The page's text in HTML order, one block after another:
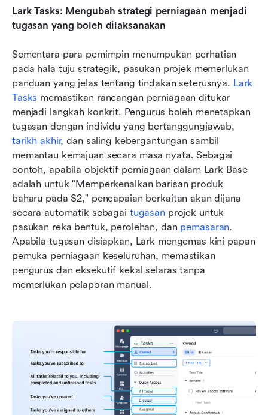
Lark Tasks: Mengubah strategi perniagaan menjadi
tugasan yang boleh dilaksanakan
Sementara para pemimpin menumpukan perhatian
pada hala tuju strategik, pasukan projek memerlukan
panduan yang jelas tentang tindakan seterusnya. Lark
Tasks memastikan rancangan perniagaan ditukar
menjadi langkah konkrit. Pengurus boleh menetapkan
tarikh akhir, dan saling kebergantungan sambil
memantau kemajuan secara masa nyata. Sebagai
contoh, apabila objektif perniagaan dalam Lark Base
adalah untuk "Memperkenalkan barisan produk
baharu pada S2," pencapaian berkaitan akan dijana
secara automatik sebagai tugasan projek untuk
pasukan reka bentuk, perolehan, dan pemasaran.
Apabila tugasan disiapkan, Lark mengemas kini papan
pemuka perniagaan keseluruhan, memastikan
pengurus dan eksekutif kekal selaras tanpa
memerlukan pelaporan manual.